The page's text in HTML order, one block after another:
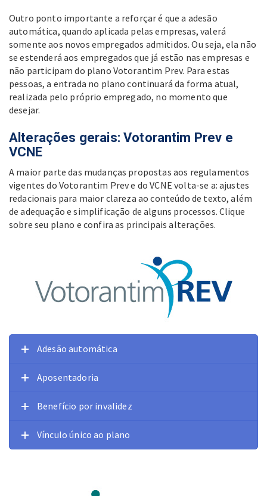
Outro ponto importante a reforçar é que a adesão
automática, quando aplicada pelas empresas, valerá
somente aos novos empregados admitidos. Ou seja, ela não
se estenderá aos empregados que já estão nas empresas e
não participam do plano Votorantim Prev. Para estas
pessoas, a entrada no plano continuará da forma atual,
realizada pelo próprio empregado, no momento que
desejar.
Alterações gerais: Votorantim Prev e
VCNE
A maior parte das mudanças propostas aos regulamentos
vigentes do Votorantim Prev e do VCNE volta-se a: ajustes
redacionais para maior clareza ao conteúdo de texto, além
de adequação e simplificação de alguns processos. Clique
sobre seu plano e confira as principais alterações.
Adesão automática
Aposentadoria
Benefício por invalidez
Vínculo único ao plano